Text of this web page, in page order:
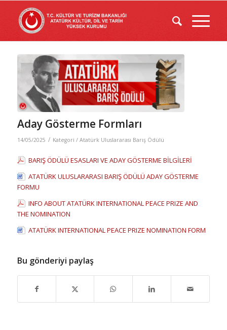
Aday Gösterme Formları
14/05/2025 / Kategori / Atatürk Uluslararası Barış Ödülü
BARIŞ ÖDÜLÜ ESASLARI VE ADAY GÖSTERME BİLGİLERİ
ATATÜRK ULUSLARARASI BARIŞ ÖDÜLÜ ADAY GÖSTERME
FORMU
INFO ABOUT ATATÜRK INTERNATIONAL PEACE PRIZE AND
THE NOMINATION
ATATÜRK INTERNATIONAL PEACE PRIZE NOMINATION FORM
Bu gönderiyi paylaş